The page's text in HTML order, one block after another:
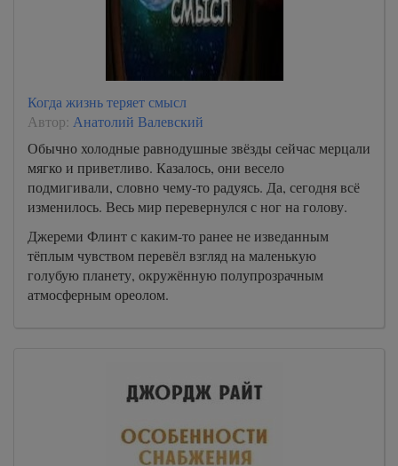
Когда жизнь теряет смысл
Автор: Анатолий Валевский
Обычно холодные равнодушные звёзды сейчас мерцали
мягко и приветливо. Казалось, они весело
подмигивали, словно чему-то радуясь. Да, сегодня всё
изменилось. Весь мир перевернулся с ног на голову.
Джереми Флинт с каким-то ранее не изведанным
тёплым чувством перевёл взгляд на маленькую
голубую планету, окружённую полупрозрачным
атмосферным ореолом.